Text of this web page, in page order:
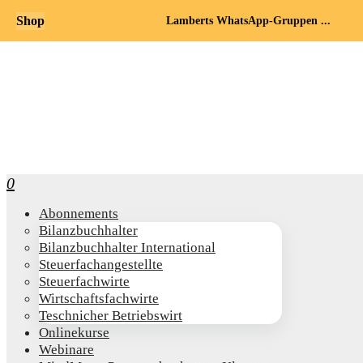
0
Abon­ne­ments
Bilanz­buch­hal­ter
Bilanz­buch­hal­ter International
Steu­er­fach­an­ge­stell­te
Steu­er­fach­wir­te
Wirt­schafts­fach­wir­te
Teschni­cher Betriebswirt
Online­kur­se
Web­i­na­re
Shop Lamberts WhatsApp-Gruppen ...